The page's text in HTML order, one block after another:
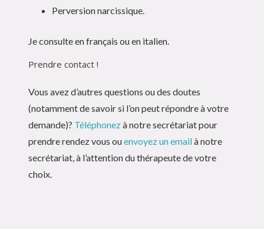
Perversion narcissique.
Je consulte en français ou en italien.
Prendre contact !
Vous avez d’autres questions ou des doutes
(notamment de savoir si l’on peut répondre à votre
demande)? Téléphonezà notre secrétariat pour
prendre rendez vous ouenvoyez un emailà notre
secrétariat, à l’attention du thérapeute de votre
choix.